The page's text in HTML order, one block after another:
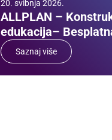
20. svibnja 2026.
ALLPLAN –
edukacija–
Saznaj više